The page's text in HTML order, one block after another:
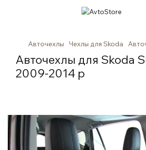
Авточехлы Чехлы для Skoda
Авточехлы для Skoda
2009-2014 р